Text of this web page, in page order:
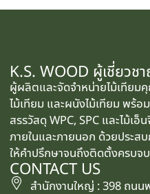
K.S. WOOD ผู้เชี่ยวช
ผู้ผลิตและจัดจำหน่ายไม้เทียม
ไม้เทียม และผนังไม้เทียม พร้
สรรวัสดุ WPC, SPC และไม้เอ็
ภายในและภายนอก ด้วยประ
ให้คำปรึกษาจนถึงติดตั้งครบจบ
CONTACT US
สำนักงานใหญ่ : 398 ถนน